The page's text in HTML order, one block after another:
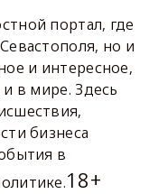
портал, где
но и
и интересное,
в мире. Здесь
бизнеса
в
18+